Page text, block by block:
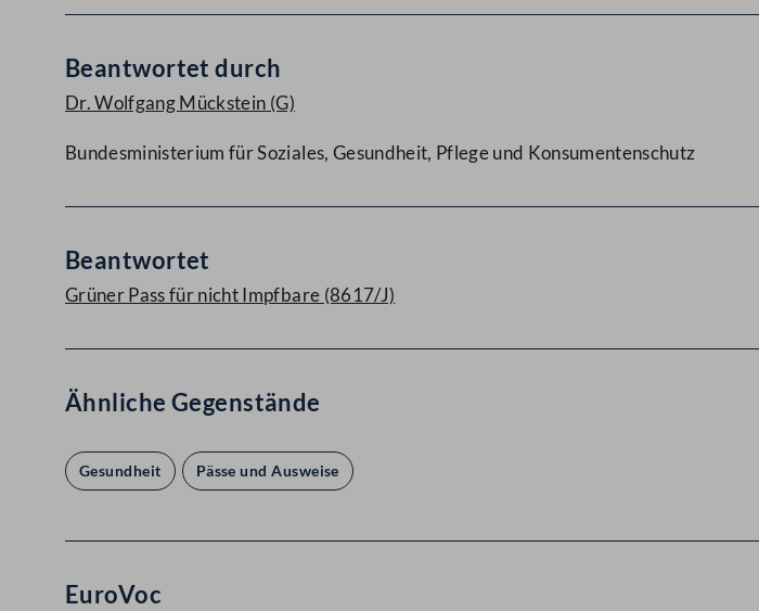
Beantwortet durch
Dr. Wolfgang Mückstein (G)
Bundesministerium für Soziales, Gesundheit, Pflege und Konsumentenschutz
Beantwortet
Grüner Pass für nicht Impfbare (8617/J)
Ähnliche Gegenstände
Gesundheit Pässe und Ausweise
EuroVoc